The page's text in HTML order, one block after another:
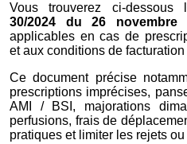
Vous trouverez ci-
30/2024 du 26 novembre
applicables en cas de
et aux conditions de
Ce document précise
prescriptions imprécises,
AMI / BSI, majorations
perfusions, frais de
pratiques et limiter les rejets